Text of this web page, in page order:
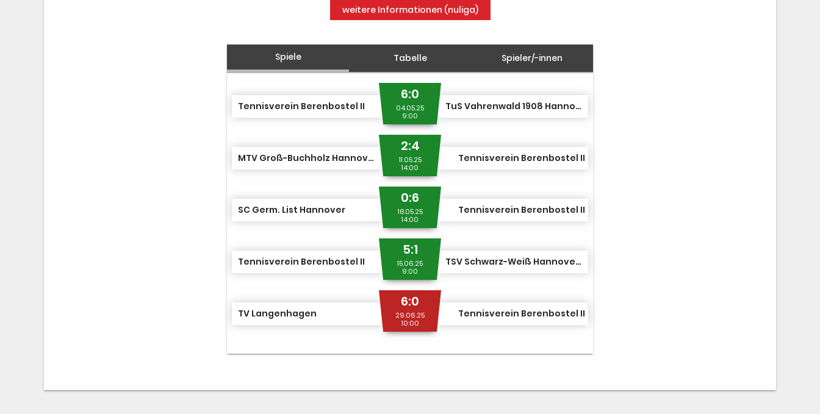
weitere Informationen (nuliga)
Spiele Tabelle Spieler/-innen
Tennisverein Berenbostel II
6:0
04.05.25
9:00
TuS Vahrenwald 1908 Hannover
MTV Groß-Buchholz Hannover III
2:4
11.05.25
14:00
Tennisverein Berenbostel II
SC Germ. List Hannover
0:6
18.05.25
14:00
Tennisverein Berenbostel II
Tennisverein Berenbostel II
5:1
15.06.25
9:00
TSV Schwarz-Weiß Hannover III
TV Langenhagen
6:0
29.06.25
10:00
Tennisverein Berenbostel II